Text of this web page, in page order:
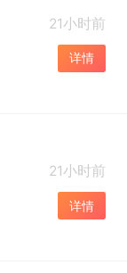
21小时前
详情
21小时前
详情